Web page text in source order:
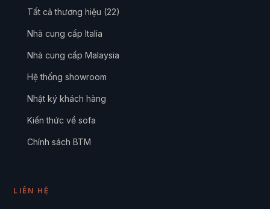
Tất cả thương hiệu (22)
Nhà cung cấp Italia
Nhà cung cấp Malaysia
Hệ thống showroom
Nhật ký khách hàng
Kiến thức về sofa
Chính sách BTM
LIÊN HỆ